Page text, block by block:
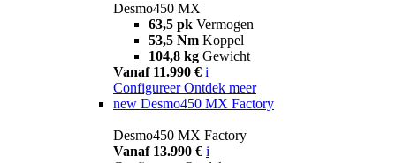
Desmo450 MX
63,5 pk Vermogen
53,5 Nm Koppel
104,8 kg Gewicht
Vanaf 11.990 € i
Configureer Ontdek meer
new Desmo450 MX Factory
Desmo450 MX Factory
Vanaf 13.990 € i